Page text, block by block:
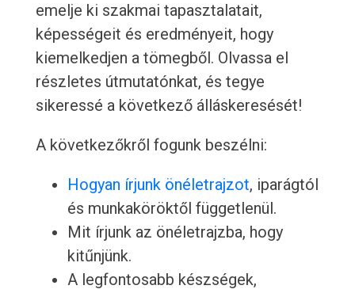
emelje ki szakmai tapasztalatait,
képességeit és eredményeit, hogy
kiemelkedjen a tömegből. Olvassa el
részletes útmutatónkat, és tegye
sikeressé a következő álláskeresését!
A következőkről fogunk beszélni:
Hogyan írjunk önéletrajzot, iparágtól
és munkaköröktől függetlenül.
Mit írjunk az önéletrajzba, hogy
kitűnjünk.
A legfontosabb készségek,